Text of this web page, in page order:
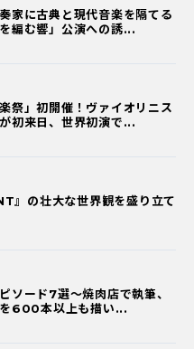
家に古典と現代音楽を隔てる
編む響」公演への誘...
祭」初開催！ヴァイオリニス
初来日、世界初演で...
』の壮大な世界観を盛り立て
ソード7選〜焼肉店で執筆、
600本以上も描い...